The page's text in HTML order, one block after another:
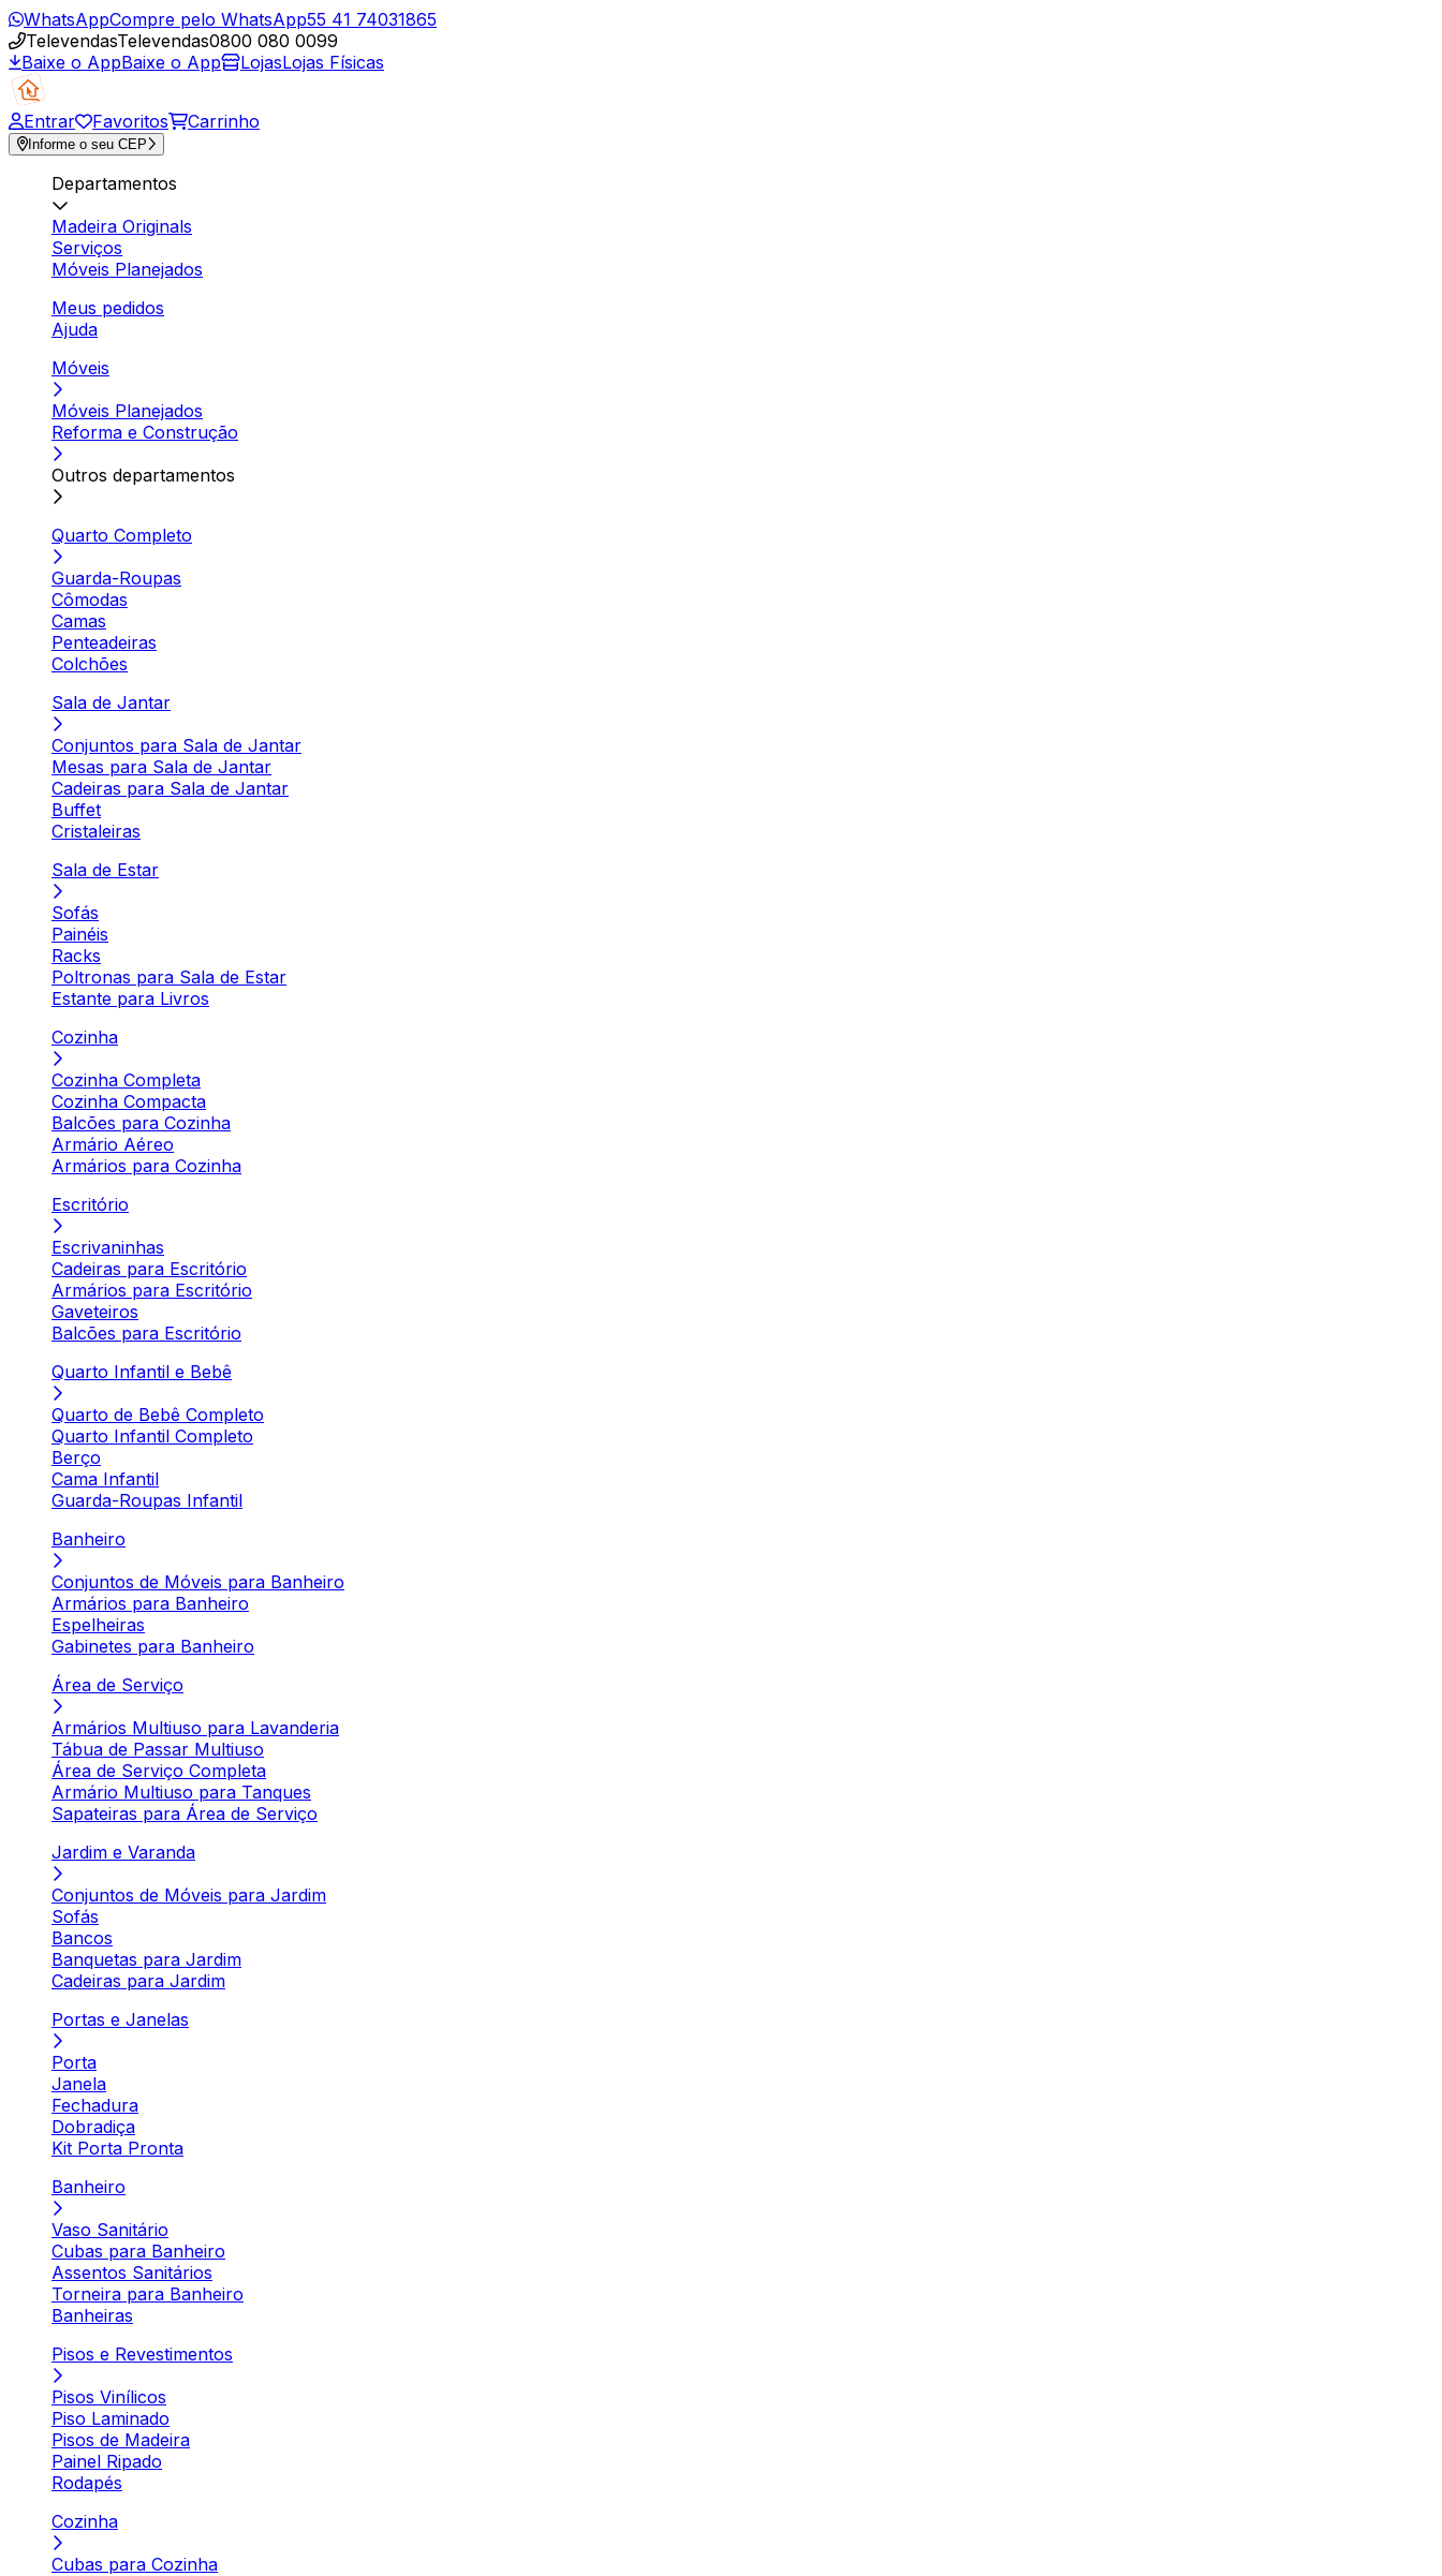
WhatsAppCompre pelo WhatsApp55 41 74031865
TelevendasTelevendas0800 080 0099
Baixe o AppBaixe o App LojasLojas Físicas
Entrar Favoritos Carrinho
Informe o seu CEP
Departamentos
Madeira Originals
Serviços
Móveis Planejados
Meus pedidos
Ajuda
Móveis
Móveis Planejados
Reforma e Construção
Outros departamentos
Quarto Completo
Guarda-Roupas
Cômodas
Camas
Penteadeiras
Colchões
Sala de Jantar
Conjuntos para Sala de Jantar
Mesas para Sala de Jantar
Cadeiras para Sala de Jantar
Buffet
Cristaleiras
Sala de Estar
Sofás
Painéis
Racks
Poltronas para Sala de Estar
Estante para Livros
Cozinha
Cozinha Completa
Cozinha Compacta
Balcões para Cozinha
Armário Aéreo
Armários para Cozinha
Escritório
Escrivaninhas
Cadeiras para Escritório
Armários para Escritório
Gaveteiros
Balcões para Escritório
Quarto Infantil e Bebê
Quarto de Bebê Completo
Quarto Infantil Completo
Berço
Cama Infantil
Guarda-Roupas Infantil
Banheiro
Conjuntos de Móveis para Banheiro
Armários para Banheiro
Espelheiras
Gabinetes para Banheiro
Área de Serviço
Armários Multiuso para Lavanderia
Tábua de Passar Multiuso
Área de Serviço Completa
Armário Multiuso para Tanques
Sapateiras para Área de Serviço
Jardim e Varanda
Conjuntos de Móveis para Jardim
Sofás
Bancos
Banquetas para Jardim
Cadeiras para Jardim
Portas e Janelas
Porta
Janela
Fechadura
Dobradiça
Kit Porta Pronta
Banheiro
Vaso Sanitário
Cubas para Banheiro
Assentos Sanitários
Torneira para Banheiro
Banheiras
Pisos e Revestimentos
Pisos Vinílicos
Piso Laminado
Pisos de Madeira
Painel Ripado
Rodapés
Cozinha
Cubas para Cozinha